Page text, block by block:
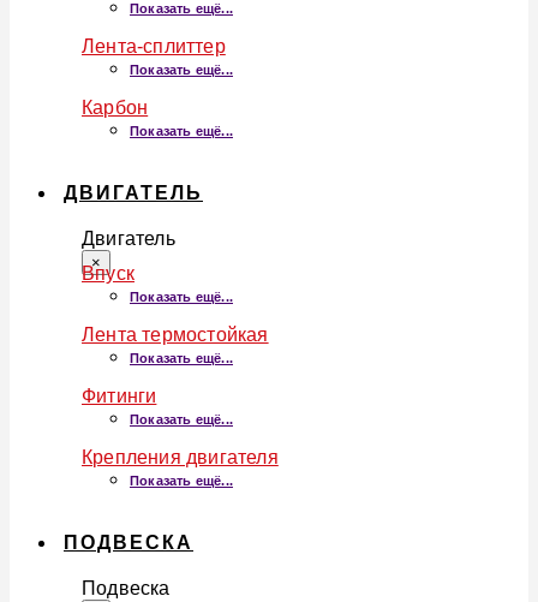
Показать ещё...
Лента-сплиттер
Показать ещё...
Карбон
Показать ещё...
ДВИГАТЕЛЬ
Двигатель
×
Впуск
Показать ещё...
Лента термостойкая
Показать ещё...
Фитинги
Показать ещё...
Крепления двигателя
Показать ещё...
ПОДВЕСКА
Подвеска